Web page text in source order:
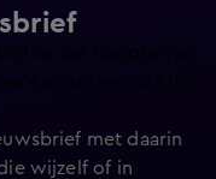
met daarin
wijzelf of in